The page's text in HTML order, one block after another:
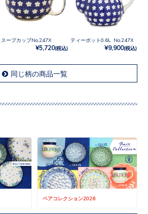
スープカップNo.247X
¥5,720(税込)
ティーポット0.6L No.247X
¥9,900(税込)
同じ柄の商品一覧
ペアコレクション2026